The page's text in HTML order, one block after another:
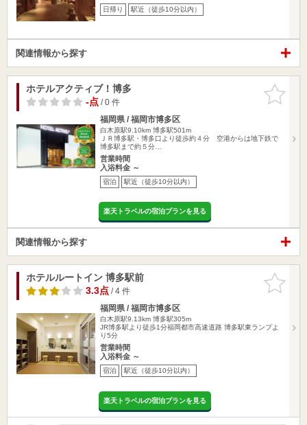
日帰り 駅近（徒歩10分以内）
関連情報から探す
お気に入
りに追加
ホテルアクティブ！博多
-点/ 0 件
福岡県 / 福岡市博多区
白木原駅9.10km 博多駅501m
ＪＲ博多駅・博多口より徒歩約４分 空港からは地下鉄で
博多駅まで約５分…
営業時間
入浴料金 ～
宿泊 駅近（徒歩10分以内）
楽天トラベルの宿泊プランを見る
関連情報から探す
お気に入
りに追加
ホテルルートイン 博多駅前
3.3点/ 4 件
福岡県 / 福岡市博多区
白木原駅9.13km 博多駅305m
JR博多駅より徒歩1分福岡都市高速道路 博多駅東ランプよ
り5分
営業時間
入浴料金 ～
宿泊 駅近（徒歩10分以内）
楽天トラベルの宿泊プランを見る